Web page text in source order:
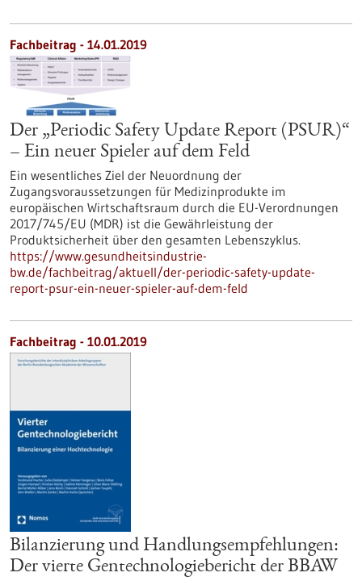
Fachbeitrag - 14.01.2019
Der „Periodic Safety Update Report (PSUR)“
– Ein neuer Spieler auf dem Feld
Ein wesentliches Ziel der Neuordnung der
Zugangsvoraussetzungen für Medizinprodukte im
europäischen Wirtschaftsraum durch die EU-Verordnungen
2017/745/EU (MDR) ist die Gewährleistung der
Produktsicherheit über den gesamten Lebenszyklus.
https://www.gesundheitsindustrie-
bw.de/fachbeitrag/aktuell/der-periodic-safety-update-
report-psur-ein-neuer-spieler-auf-dem-feld
Fachbeitrag - 10.01.2019
Bilanzierung und Handlungsempfehlungen:
Der vierte Gentechnologiebericht der BBAW